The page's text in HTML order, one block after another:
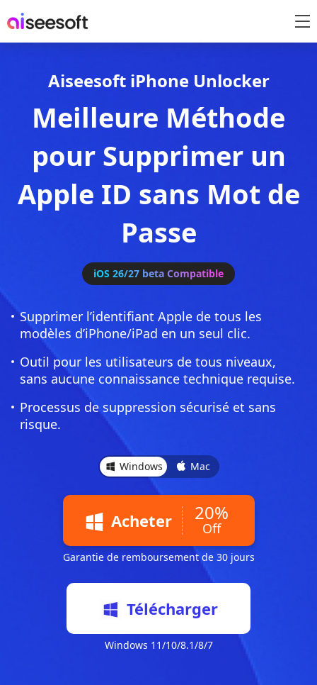
Aiseesoft iPhone Unlocker
Meilleure Méthode
pour Supprimer un
Apple ID sans Mot de
Passe
iOS 26/27 beta Compatible
Supprimer l’identifiant Apple de tous les
modèles d’iPhone/iPad en un seul clic.
Outil pour les utilisateurs de tous niveaux,
sans aucune connaissance technique requise.
Processus de suppression sécurisé et sans
risque.
Windows Mac
Acheter 20%
Off
Garantie de remboursement de 30 jours
Télécharger
Windows 11/10/8.1/8/7